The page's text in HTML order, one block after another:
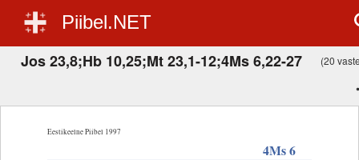
Piibel.NET
Jos 23,8;Hb 10,25;Mt 23,1-12;4Ms 6,22-27 (20
Eestikeelne Piibel 1997
4Ms 6